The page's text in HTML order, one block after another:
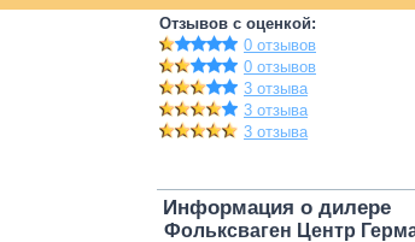
Отзывов с оценкой:
0 отзывов
0 отзывов
3 отзыва
3 отзыва
3 отзыва
Информация о дилере
Фольксваген Центр